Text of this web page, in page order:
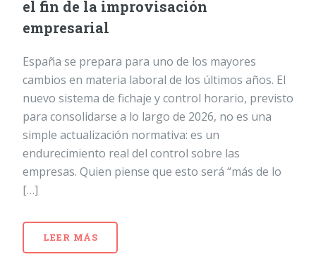
el fin de la improvisación
empresarial
España se prepara para uno de los mayores
cambios en materia laboral de los últimos años. El
nuevo sistema de fichaje y control horario, previsto
para consolidarse a lo largo de 2026, no es una
simple actualización normativa: es un
endurecimiento real del control sobre las
empresas. Quien piense que esto será “más de lo
[…]
LEER MÁS